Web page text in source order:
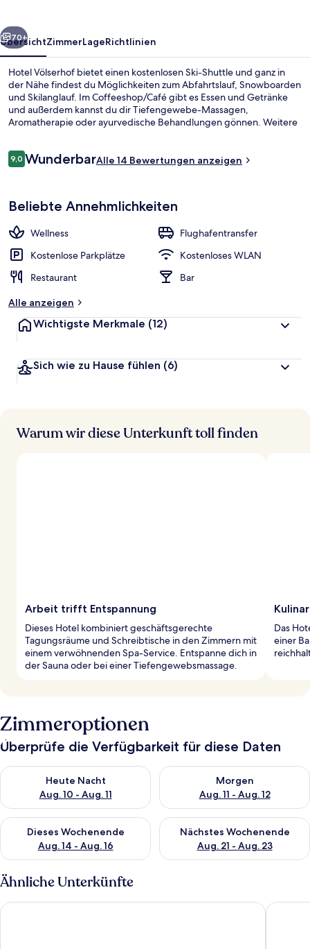
Weiter
70+
ÜbersichtZimmerLageRichtlinien
Hotel Völserhof bietet einen kostenlosen Ski-Shuttle und ganz in
der Nähe findest du Möglichkeiten zum Abfahrtslauf, Snowboarden
und Skilanglauf. Im Coffeeshop/Café gibt es Essen und Getränke
und außerdem kannst du dir Tiefengewebe-Massagen,
Aromatherapie oder ayurvedische Behandlungen gönnen. Weitere
Bewertungen
9,09,0 von 10.
WunderbarAlle 14 Bewertungen anzeigen
Beliebte Annehmlichkeiten
Wellness
Flughafentransfer
Kostenlose Parkplätze
Kostenloses WLAN
Restaurant
Bar
Alle anzeigen
Wichtigste Merkmale (12)
Sich wie zu Hause fühlen (6)
Warum wir diese Unterkunft toll finden
Arbeit trifft Entspannung
Dieses Hotel kombiniert geschäftsgerechte
Tagungsräume und Schreibtische in den Zimmern mit
einem verwöhnenden Spa-Service. Entspanne dich in
der Sauna oder bei einer Tiefengewebsmassage.
Das
einer
Zimmeroptionen
Überprüfe die Verfügbarkeit für diese Daten
Heute Nacht
Aug. 10 - Aug. 11
Überprüfe die Verfügbarkeit für heute Nacht, Aug. 10 - Aug.
Morgen
Aug. 11 - Aug. 12
Überprüfe die Verfügbarkeit
Dieses Wochenende
Aug. 14 - Aug. 16
Überprüfe die Verfügbarkeit für dieses Wochenende, Aug. 14
Nächstes Wochenende
Aug. 21 - Aug. 23
Überprüfe die Verfügbarkeit
Ähnliche Unterkünfte
Hotel Palace Das